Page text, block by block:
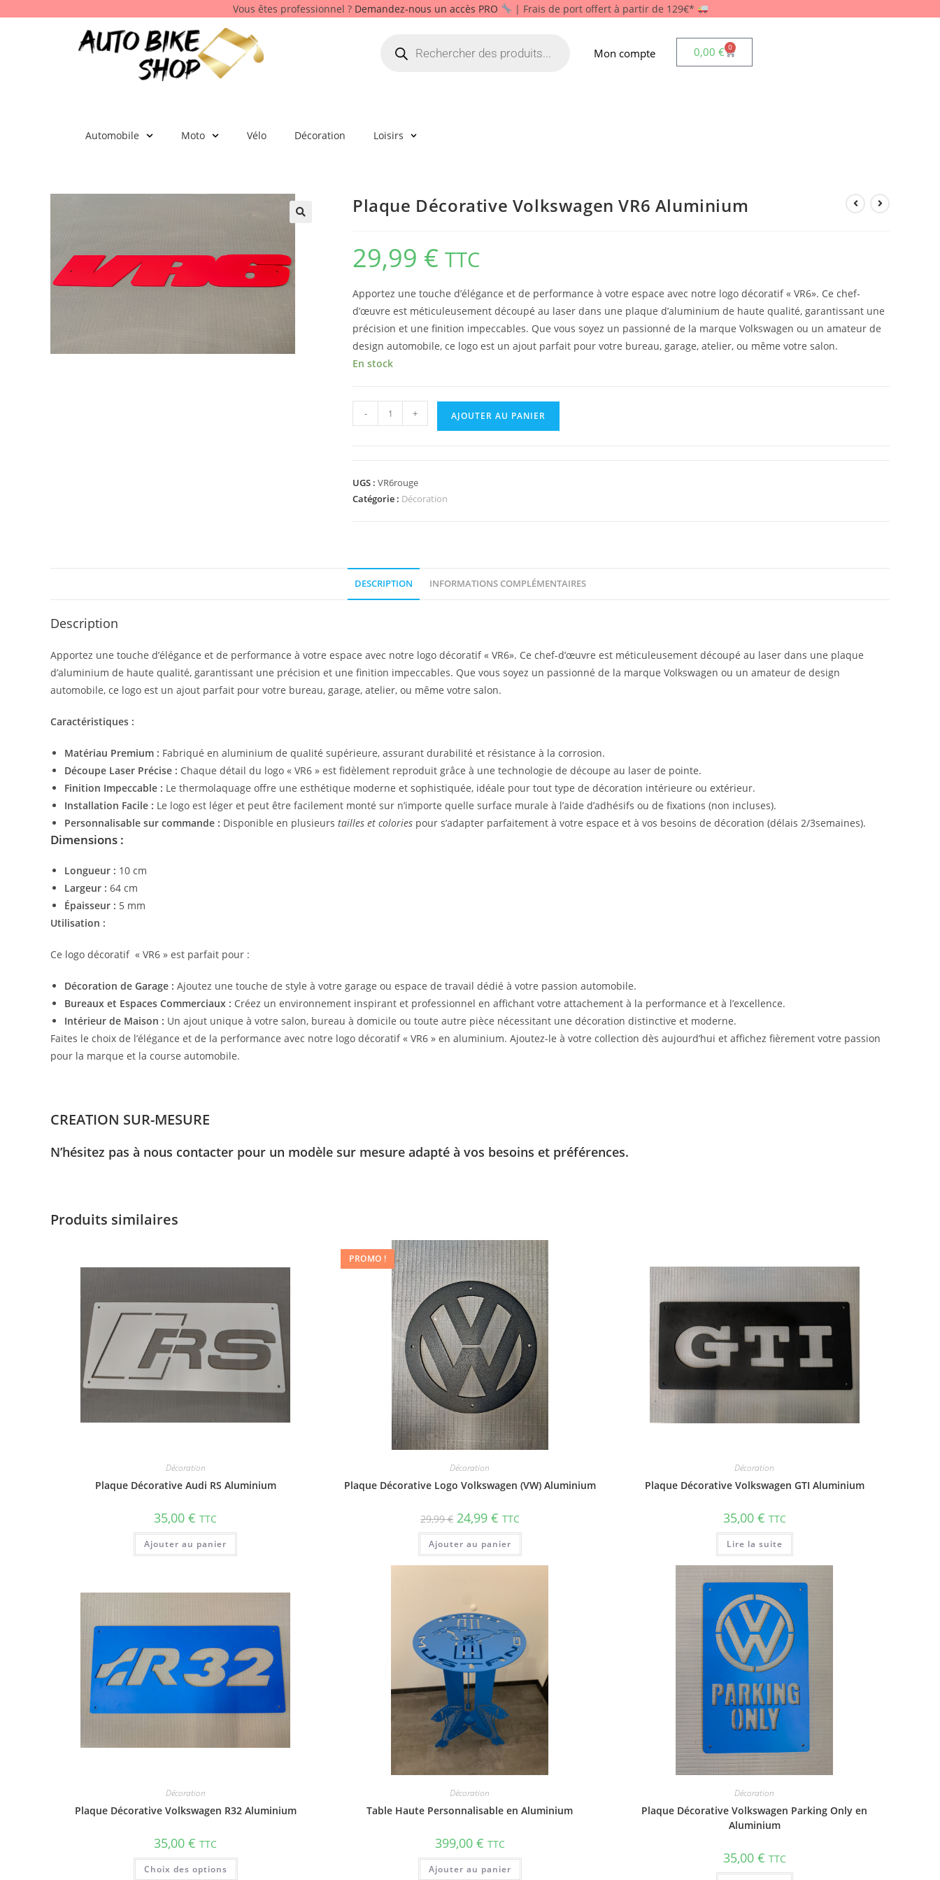
Vous êtes professionnel ? Demandez-nous un accès PRO | Frais de port offert à partir de 129€*
Mon compte 0,00 € 0
Automobile Moto Vélo Décoration Loisirs
Plaque Décorative Volkswagen VR6 Aluminium
29,99 € TTC
Apportez une touche d’élégance et de performance à votre espace avec notre logo décoratif « VR6». Ce chef-
d’œuvre est méticuleusement découpé au laser dans une plaque d’aluminium de haute qualité, garantissant une
précision et une finition impeccables. Que vous soyez un passionné de la marque Volkswagen ou un amateur de
design automobile, ce logo est un ajout parfait pour votre bureau, garage, atelier, ou même votre salon.
En stock
- + AJOUTER AU PANIER
UGS : VR6rouge
Catégorie : Décoration
DESCRIPTION INFORMATIONS COMPLÉMENTAIRES
Description
Apportez une touche d’élégance et de performance à votre espace avec notre logo décoratif « VR6». Ce chef-d’œuvre est méticuleusement découpé au laser dans une plaque
d’aluminium de haute qualité, garantissant une précision et une finition impeccables. Que vous soyez un passionné de la marque Volkswagen ou un amateur de design
automobile, ce logo est un ajout parfait pour votre bureau, garage, atelier, ou même votre salon.
Caractéristiques :
Matériau Premium : Fabriqué en aluminium de qualité supérieure, assurant durabilité et résistance à la corrosion.
Découpe Laser Précise : Chaque détail du logo « VR6 » est fidèlement reproduit grâce à une technologie de découpe au laser de pointe.
Finition Impeccable : Le thermolaquage offre une esthétique moderne et sophistiquée, idéale pour tout type de décoration intérieure ou extérieur.
Installation Facile : Le logo est léger et peut être facilement monté sur n’importe quelle surface murale à l’aide d’adhésifs ou de fixations (non incluses).
Personnalisable sur commande : Disponible en plusieurs tailles et colories pour s’adapter parfaitement à votre espace et à vos besoins de décoration (délais 2/3semaines).
Dimensions :
Longueur : 10 cm
Largeur : 64 cm
Épaisseur : 5 mm
Utilisation :
Ce logo décoratif « VR6 » est parfait pour :
Décoration de Garage : Ajoutez une touche de style à votre garage ou espace de travail dédié à votre passion automobile.
Bureaux et Espaces Commerciaux : Créez un environnement inspirant et professionnel en affichant votre attachement à la performance et à l’excellence.
Intérieur de Maison : Un ajout unique à votre salon, bureau à domicile ou toute autre pièce nécessitant une décoration distinctive et moderne.
Faites le choix de l’élégance et de la performance avec notre logo décoratif « VR6 » en aluminium. Ajoutez-le à votre collection dès aujourd’hui et affichez fièrement votre passion
pour la marque et la course automobile.
CREATION SUR-MESURE
N’hésitez pas à nous contacter pour un modèle sur mesure adapté à vos besoins et préférences.
Produits similaires
Décoration
Plaque Décorative Audi RS Aluminium
35,00€ TTC
Ajouter au panier
PROMO !
Décoration
Plaque Décorative Logo Volkswagen (VW) Aluminium
29,99€ 24,99 € TTC
Ajouter au panier
Décoration
Plaque Décorative Volkswagen GTI Aluminium
35,00 € TTC
Lire la suite
Décoration
Plaque Décorative Volkswagen R32 Aluminium
35,00€ TTC
Choix des options
Décoration
Table Haute Personnalisable en Aluminium
399,00 € TTC
Ajouter au panier
Décoration
Plaque Décorative Volkswagen Parking Only en
Aluminium
35,00 € TTC